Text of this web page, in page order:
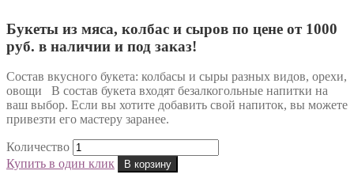
Букеты из мяса, колбас и сыров по цене от 1000
руб. в наличии и под заказ!
Состав вкусного букета: колбасы и сыры разных видов, орехи,
овощи В состав букета входят безалкогольные напитки на
ваш выбор. Если вы хотите добавить свой напиток, вы можете
привезти его мастеру заранее.
Количество
Купить в один клик
В корзину